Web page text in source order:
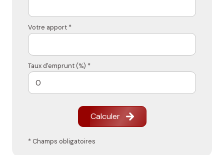
Votre apport *
Taux d'emprunt (%) *
Calculer
* Champs obligatoires